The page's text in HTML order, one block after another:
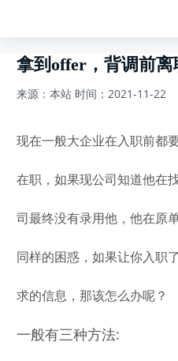
拿到offer，背调前离
来源：本站 时间：2021-11-22
现在一般大企业在入职前都
在职，如果现公司知道他在
司最终没有录用他，他在原
同样的困惑，如果让你入职
求的信息，那该怎么办呢？
一般有三种方法: